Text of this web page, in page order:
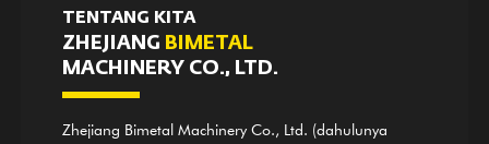
TENTANG KITA
ZHEJIANG BIMETAL
MACHINERY CO., LTD.
Zhejiang Bimetal Machinery Co., Ltd. (dahulunya